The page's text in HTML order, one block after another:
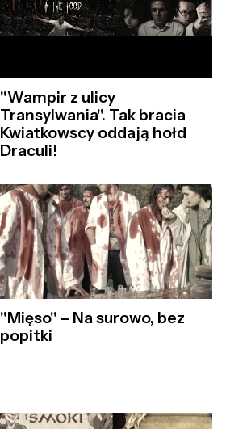
"Wampir z ulicy
Transylwania". Tak bracia
Kwiatkowscy oddają hołd
Draculi!
"Mięso" – Na surowo, bez
popitki